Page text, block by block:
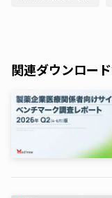
関連ダウンロー